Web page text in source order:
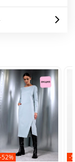
-52% -